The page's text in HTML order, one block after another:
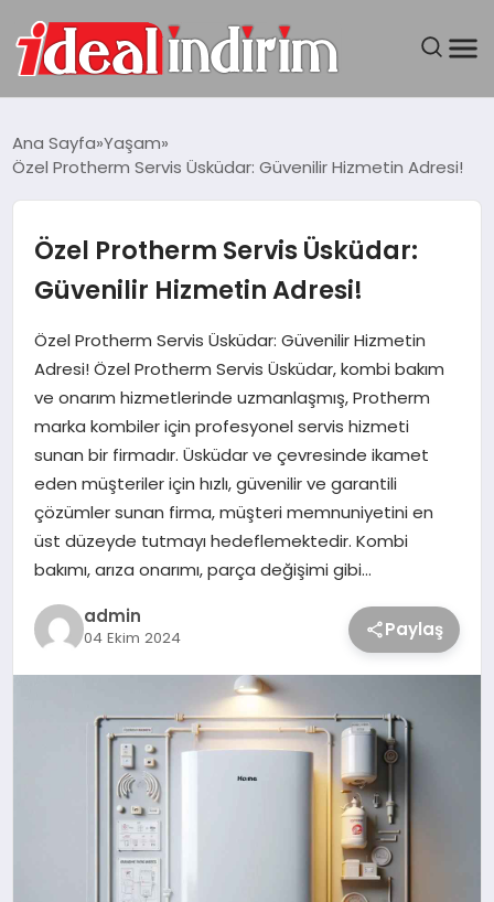
DÜNYA
SEYAHAT
TEKNOLOJI
YAŞAM
Ana Sayfa Yaşam
Özel Protherm Servis Üsküdar: Güvenilir Hizmetin Adresi!
Özel Protherm Servis Üsküdar:
Güvenilir Hizmetin Adresi!
Özel Protherm Servis Üsküdar: Güvenilir Hizmetin
Adresi! Özel Protherm Servis Üsküdar, kombi bakım
ve onarım hizmetlerinde uzmanlaşmış, Protherm
marka kombiler için profesyonel servis hizmeti
sunan bir firmadır. Üsküdar ve çevresinde ikamet
eden müşteriler için hızlı, güvenilir ve garantili
çözümler sunan firma, müşteri memnuniyetini en
üst düzeyde tutmayı hedeflemektedir. Kombi
bakımı, arıza onarımı, parça değişimi gibi…
admin
04 Ekim 2024 Paylaş